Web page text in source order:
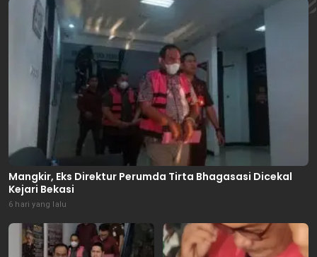
Mangkir, Eks Direktur Perumda Tirta Bhagasasi Dicekal
Kejari Bekasi
6 hari yang lalu